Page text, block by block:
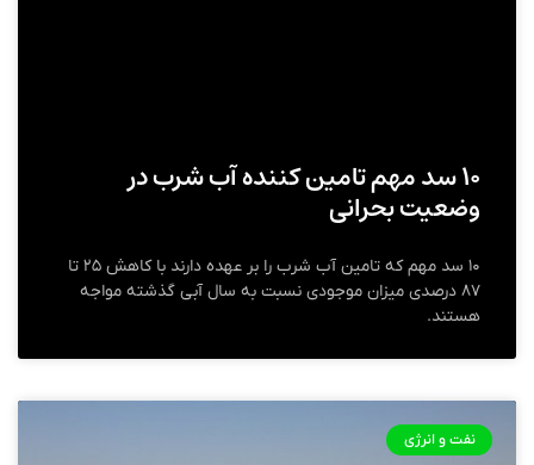
۱۰ سد مهم تامین کننده آب شرب در
وضعیت بحرانی
۱۰ سد مهم که تامین آب شرب را بر عهده دارند با کاهش‌ ۲۵ تا
۸۷ درصدی میزان موجودی نسبت به سال آبی گذشته مواجه
هستند.
نفت و انرژی